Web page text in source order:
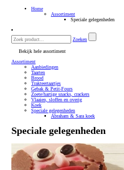
Home
Assortiment
Speciale gelegenheden
Zoeken
Bekijk hele assortiment
Assortiment
Aanbiedingen
Taarten
Brood
Trakteertaartjes
Gebak & Petit-Fours
Zoete/hartige snacks, crackers
Vlaaien, sloffen en overig
Koek
Speciale gelegenheden
Abraham & Sara koek
Speciale gelegenheden